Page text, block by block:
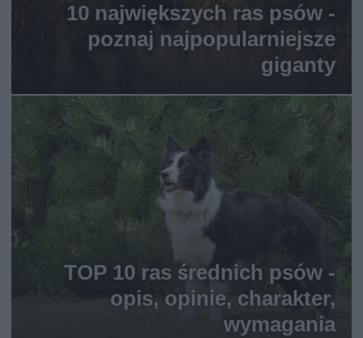
10 największych ras psów -
poznaj najpopularniejsze
giganty
TOP 10 ras średnich psów -
opis, opinie, charakter,
wymagania